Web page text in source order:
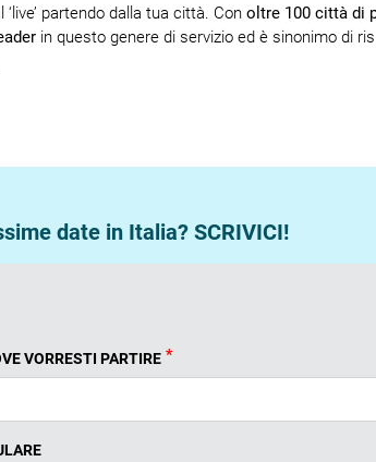
partendo dalla tua città. Con oltre 100 città di
in questo genere di servizio ed è sinonimo di
date in Italia? SCRIVICI!
VORRESTI PARTIRE *